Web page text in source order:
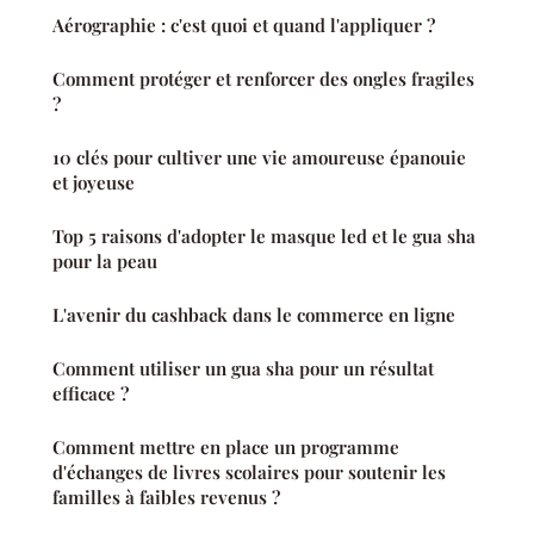
Aérographie : c'est quoi et quand l'appliquer ?
Comment protéger et renforcer des ongles fragiles
?
10 clés pour cultiver une vie amoureuse épanouie
et joyeuse
Top 5 raisons d'adopter le masque led et le gua sha
pour la peau
L'avenir du cashback dans le commerce en ligne
Comment utiliser un gua sha pour un résultat
efficace ?
Comment mettre en place un programme
d'échanges de livres scolaires pour soutenir les
familles à faibles revenus ?